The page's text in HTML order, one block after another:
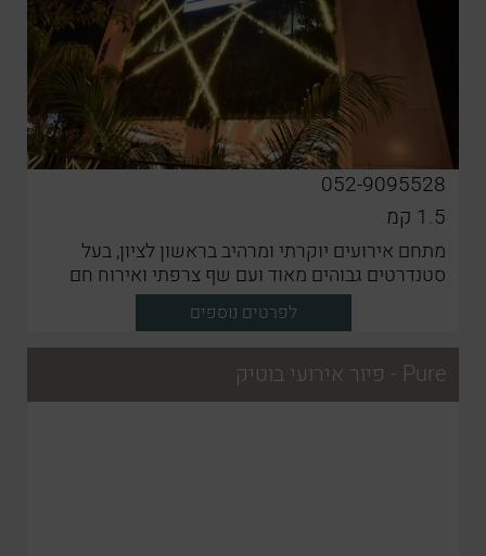
052-9095528
1.5 קמ
מתחם אירועים יוקרתי ומרהיב בראשון לציון, בעל
סטנדרטים גבוהים מאוד ועם שף צרפתי ואירוח חם
לפרטים נוספים
Pure - פיור אירועי בוטיק